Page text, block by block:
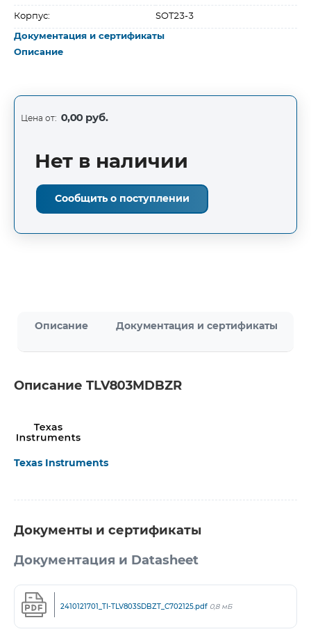
Корпус: SOT23-3
Документация и сертификаты
Описание
Цена от: 0,00 руб.
Нет в наличии
Сообщить о поступлении
Описание Документация и сертификаты
Описание TLV803MDBZR
Texas Instruments
Документы и сертификаты
Документация и Datasheet
2410121701_TI-TLV803SDBZT_C702125.pdf 0,8 мБ